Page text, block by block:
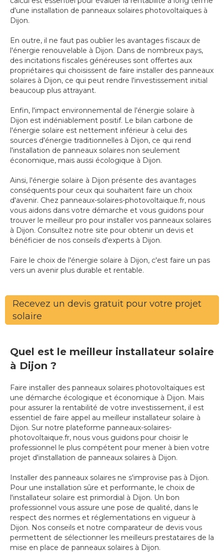
d'une installation de panneaux solaires photovoltaïques à
Dijon.
En outre, il ne faut pas oublier les avantages fiscaux de
l'énergie renouvelable à Dijon. Dans de nombreux pays,
des incitations fiscales généreuses sont offertes aux
propriétaires qui choisissent de faire installer des panneaux
solaires à Dijon, ce qui peut rendre l'investissement initial
beaucoup plus attrayant.
Enfin, l'impact environnemental de l'énergie solaire à
Dijon est indéniablement positif. Le bilan carbone de
l'énergie solaire est nettement inférieur à celui des
sources d'énergie traditionnelles à Dijon, ce qui rend
l'installation de panneaux solaires non seulement
économique, mais aussi écologique à Dijon.
Ainsi, l'énergie solaire à Dijon présente des avantages
conséquents pour ceux qui souhaitent faire un choix
d'avenir. Chez panneaux-solaires-photovoltaique.fr, nous
vous aidons dans votre démarche et vous guidons pour
trouver le meilleur pro pour installer vos panneaux solaires
à Dijon. Consultez notre site pour obtenir un devis et
bénéficier de nos conseils d'experts à Dijon.
Faire le choix de l'énergie solaire à Dijon, c'est faire un pas
vers un avenir plus durable et rentable.
Recevez un devis gratuit pour votre projet
solaire
Quel est le meilleur installateur solaire
à Dijon ?
Faire installer des panneaux solaires photovoltaïques est
une démarche écologique et économique à Dijon. Mais
pour assurer la rentabilité de votre investissement, il est
essentiel de faire appel au meilleur installateur solaire à
Dijon. Sur notre plateforme panneaux-solaires-
photovoltaique.fr, nous vous guidons pour choisir le
professionnel le plus compétent pour mener à bien votre
projet d'installation de panneaux solaires à Dijon.
Installer des panneaux solaires ne s'improvise pas à Dijon.
Pour une installation sûre et performante, le choix de
l'installateur solaire est primordial à Dijon. Un bon
professionnel vous assure une pose de qualité, dans le
respect des normes et réglementations en vigueur à
Dijon. Nos conseils et notre comparateur de devis vous
permettent de sélectionner les meilleurs prestataires de la
mise en place de panneaux solaires à Dijon.